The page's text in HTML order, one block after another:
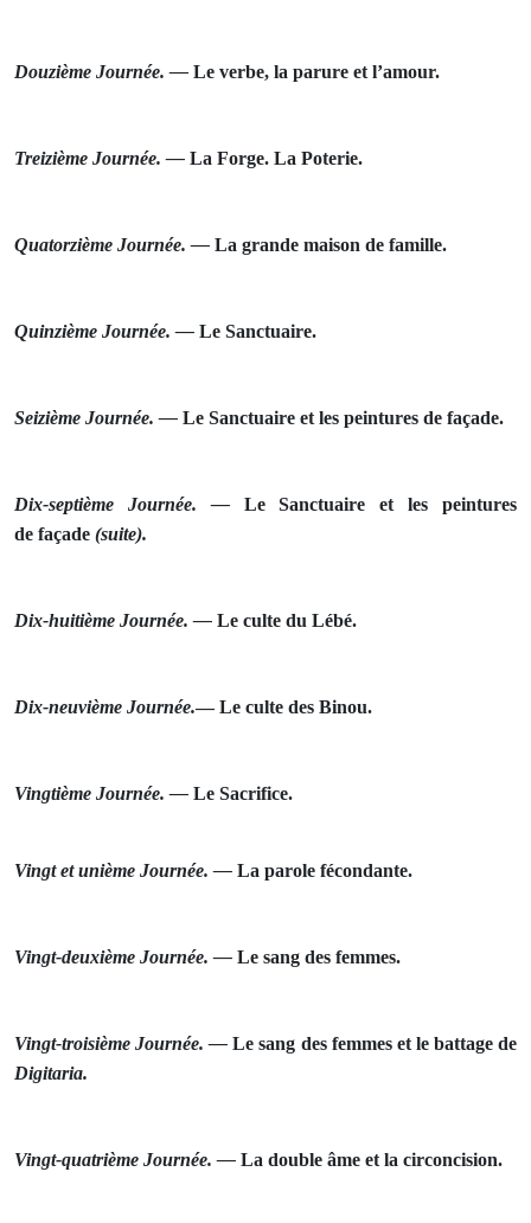
Douzième Journée. — Le verbe, la parure et l’amour.
Treizième Journée. — La Forge. La Poterie.
Quatorzième Journée. — La grande maison de famille.
Quinzième Journée. — Le Sanctuaire.
Seizième Journée. — Le Sanctuaire et les peintures de façade.
Dix‑septième Journée. — Le Sanctuaire et les peintures
de façade (suite).
Dix‑huitième Journée. — Le culte du Lébé.
Dix‑neuvième Journée.— Le culte des Binou.
Vingtième Journée. — Le Sacrifice.
Vingt et unième Journée. — La parole fécondante.
Vingt‑deuxième Journée. — Le sang des femmes.
Vingt‑troisième Journée. —Le sang des femmes et le bat­tage de
Digitaria.
Vingt‑quatrième Journée. — La double âme et la circonci­sion.